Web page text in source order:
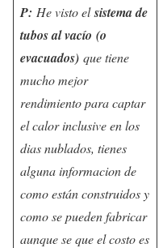
P: He visto elsistema de
tubos al vacío (o
evacuados) que tiene
mucho mejor
rendimiento para captar
el calor inclusive en los
dias nublados, tienes
alguna informacion de
como están construidos y
como se pueden fabricar
aunque se que el costo es